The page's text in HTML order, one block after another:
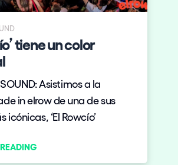
tiene un color
Asistimos a la
in elrow de una de sus
icónicas, ‘El Rowcío’